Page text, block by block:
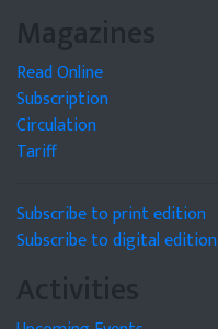
Magazines
Read Online
Subscription
Circulation
Tariff
Subscribe to print edition
Subscribe to digital edition
Activities